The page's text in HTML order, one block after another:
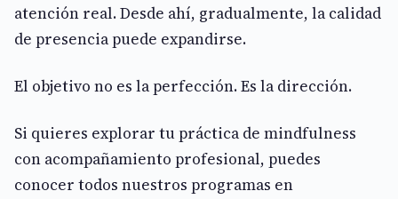
atención real. Desde ahí, gradualmente, la calidad
de presencia puede expandirse.
El objetivo no es la perfección. Es la dirección.
Si quieres explorar tu práctica de mindfulness
con acompañamiento profesional, puedes
conocer todos nuestros programas en